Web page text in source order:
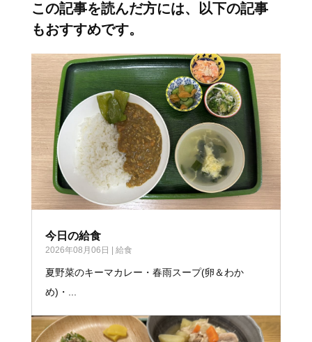
この記事を読んだ方には、以下の記事
もおすすめです。
今日の給食
2026年08月06日 | 給食
夏野菜のキーマカレー・春雨スープ(卵＆わか
め)・...